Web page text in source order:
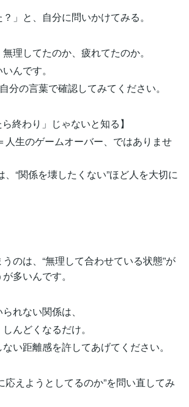
？」と、自分に問いかけてみる。
理してたのか、疲れてたのか。
んです。
分の言葉で確認してみてください。
終わり」じゃないと知る】
生のゲームオーバー、ではありませ
“関係を壊したくない”ほど人を大切に
のは、“無理して合わせている状態”が
多いんです。
れない関係は、
んどくなるだけ。
い距離感を許してあげてください。
応えようとしてるのか”を問い直してみ